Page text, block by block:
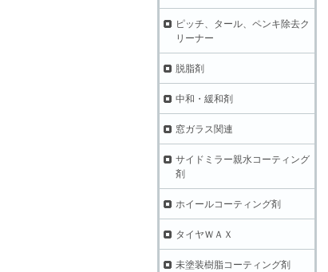
ピッチ、タール、ペンキ除去ク
リーナー
脱脂剤
中和・緩和剤
窓ガラス関連
サイドミラー親水コーティング
剤
ホイールコーティング剤
タイヤＷＡＸ
未塗装樹脂コーティング剤